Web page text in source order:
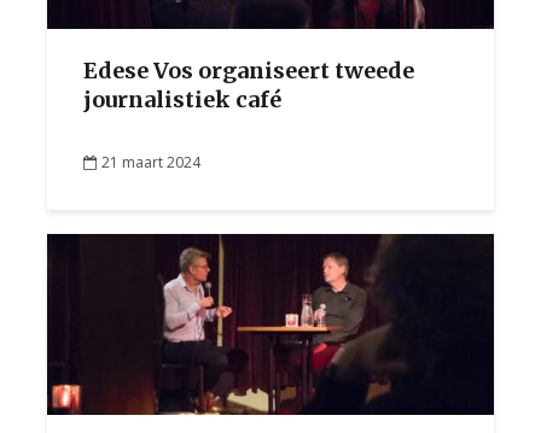
Edese Vos organiseert tweede
journalistiek café
21 maart 2024